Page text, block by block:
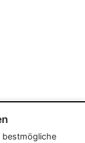
bestmögliche